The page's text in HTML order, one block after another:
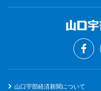
山口宇部経済新聞について